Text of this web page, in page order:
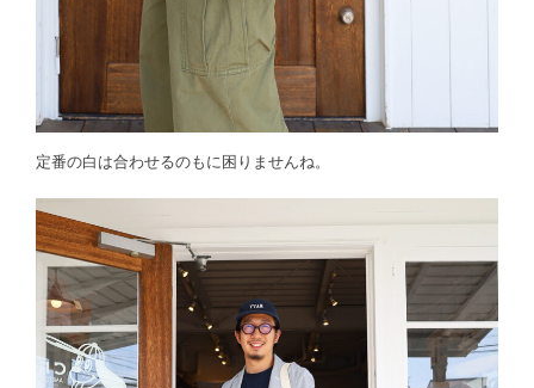
定番の白は合わせるのもに困りませんね。